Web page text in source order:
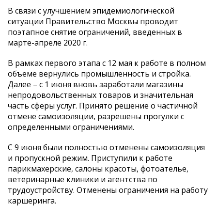
В связи с улучшением эпидемиологической
ситуации Правительство Москвы проводит
поэтапное снятие ограничений, введенных в
марте-апреле 2020 г.
В рамках первого этапа с 12 мая к работе в полном
объеме вернулись промышленность и стройка.
Далее – с 1 июня вновь заработали магазины
непродовольственных товаров и значительная
часть сферы услуг. Принято решение о частичной
отмене самоизоляции, разрешены прогулки с
определенными ограничениями.
С 9 июня были полностью отменены самоизоляция
и пропускной режим. Приступили к работе
парикмахерские, салоны красоты, фотоателье,
ветеринарные клиники и агентства по
трудоустройству. Отменены ограничения на работу
каршеринга.